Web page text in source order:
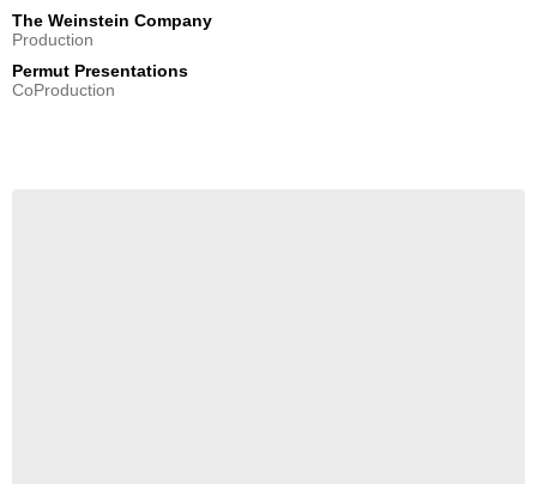
The Weinstein Company
Production
Permut Presentations
CoProduction